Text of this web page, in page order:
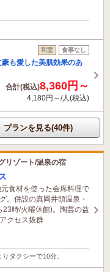
和室 食事なし
豪も愛した美肌効果のあ
合計(税込)8,360円～
4,180円～/人(税込)
プランを見る(40件)
リゾート/温泉の宿
食材を使った会席料理で
。併設の真岡井頭温泉・
時/火曜休館)。陶芸の益
クセス抜群
タクシーで10分。